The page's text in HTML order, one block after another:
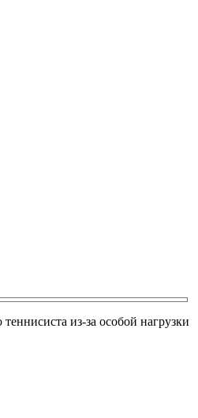
из-за особой нагрузки